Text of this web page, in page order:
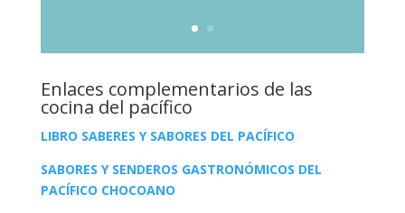
Enlaces complementarios de las
cocina del pacífico
LIBRO SABERES Y SABORES DEL PACÍFICO
SABORES Y SENDEROS GASTRONÓMICOS DEL
PACÍFICO CHOCOANO